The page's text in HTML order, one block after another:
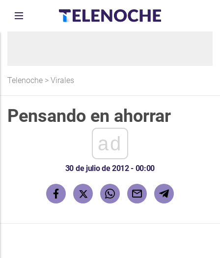
Telenoche > Virales
Pensando en ahorrar
ad
30 de julio de 2012 - 00:00